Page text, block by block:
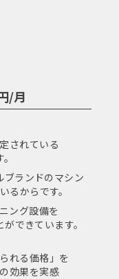
/月
されている
ブランドのマシン
るからです。
ング設備を
できています。
れる価格」を
効果を実感